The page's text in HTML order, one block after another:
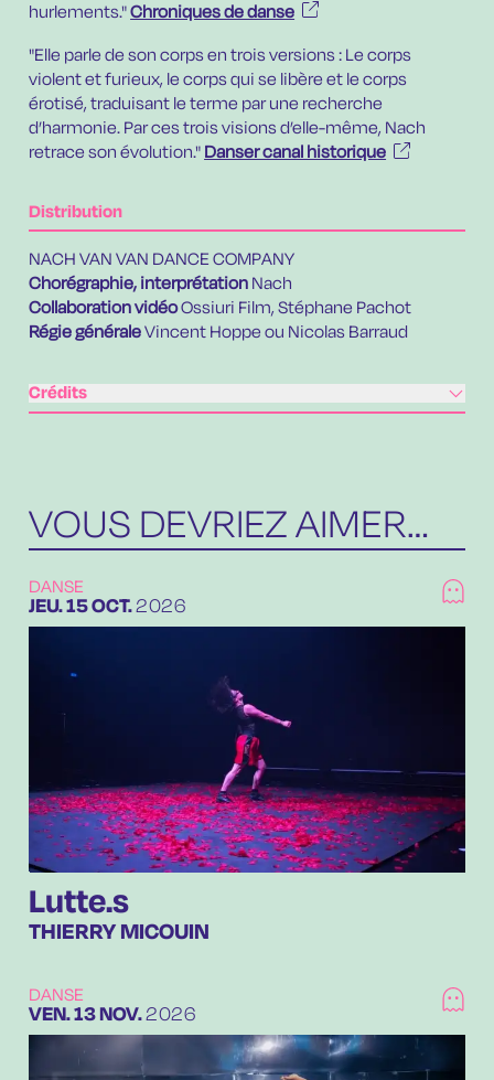
hurlements."Chroniques de danse
"Elle parle de son corps en trois versions : Le corps
violent et furieux, le corps qui se libère et le corps
érotisé, traduisant le terme par une recherche
d’harmonie. Par ces trois visions d’elle-même, Nach
retrace son évolution." Danser canal historique
Distribution
NACH VAN VAN DANCE COMPANY
Chorégraphie, interprétation Nach
Collaboration vidéoOssiuri Film, Stéphane Pachot
Régie généraleVincent Hoppe ou Nicolas Barraud
Crédits
VOUS DEVRIEZ AIMER…
DANSE
JEUDI
JEU.15OCTOBRE
OCT.2026
Lutte.s
THIERRY MICOUIN
DANSE
VENDREDI
VEN.13NOVEMBRE
NOV.2026